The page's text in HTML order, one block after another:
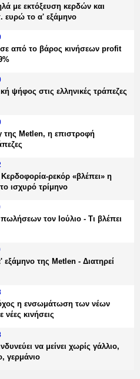
με εκτόξευση κερδών και
ευρώ το α' εξάμηνο
από το βάρος κινήσεων profit
ψήφος στις ελληνικές τράπεζες
Metlen, η επιστροφή
ρεκόρ «βλέπει» η
ισχυρό τρίμηνο
τον Ιούλιο - Τι βλέπει
της Metlen - Διατηρεί
η ενσωμάτωση των νέων
κινήσεις
να μείνει χωρίς γάλλιο,
γερμάνιο